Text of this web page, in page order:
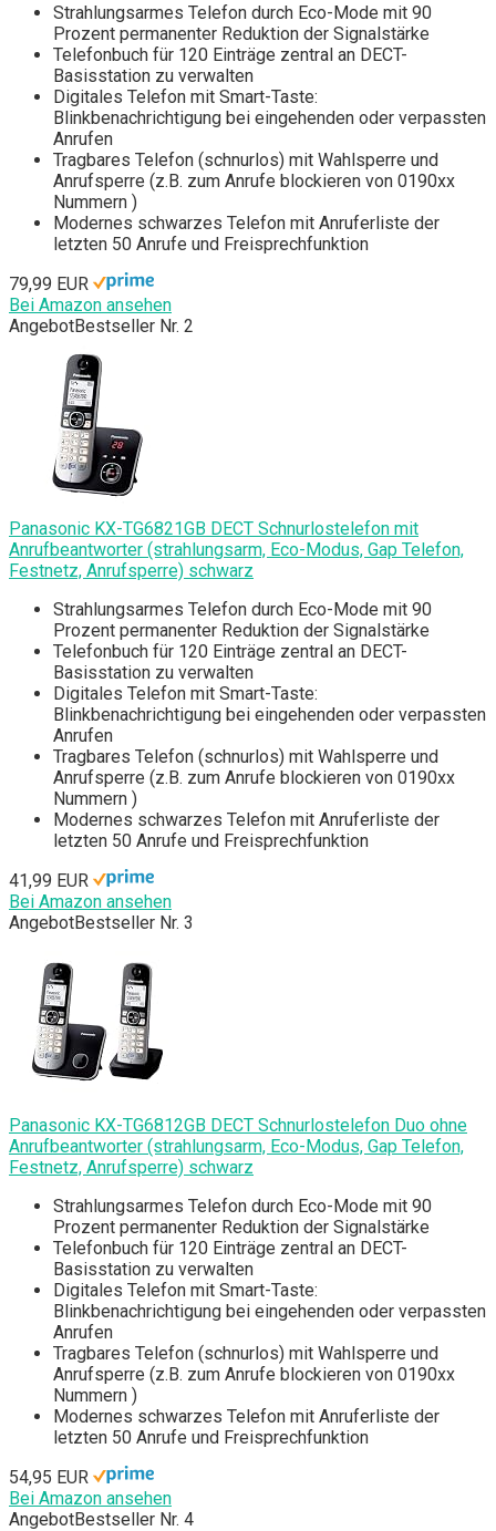
Strahlungsarmes Telefon durch Eco-Mode mit 90
Prozent permanenter Reduktion der Signalstärke
Telefonbuch für 120 Einträge zentral an DECT-
Basisstation zu verwalten
Digitales Telefon mit Smart-Taste:
Blinkbenachrichtigung bei eingehenden oder verpassten
Anrufen
Tragbares Telefon (schnurlos) mit Wahlsperre und
Anrufsperre (z.B. zum Anrufe blockieren von 0190xx
Nummern )
Modernes schwarzes Telefon mit Anruferliste der
letzten 50 Anrufe und Freisprechfunktion
79,99 EUR
Bei Amazon ansehen
AngebotBestseller Nr. 2
Panasonic KX-TG6821GB DECT Schnurlostelefon mit
Anrufbeantworter (strahlungsarm, Eco-Modus, Gap Telefon,
Festnetz, Anrufsperre) schwarz
Strahlungsarmes Telefon durch Eco-Mode mit 90
Prozent permanenter Reduktion der Signalstärke
Telefonbuch für 120 Einträge zentral an DECT-
Basisstation zu verwalten
Digitales Telefon mit Smart-Taste:
Blinkbenachrichtigung bei eingehenden oder verpassten
Anrufen
Tragbares Telefon (schnurlos) mit Wahlsperre und
Anrufsperre (z.B. zum Anrufe blockieren von 0190xx
Nummern )
Modernes schwarzes Telefon mit Anruferliste der
letzten 50 Anrufe und Freisprechfunktion
41,99 EUR
Bei Amazon ansehen
AngebotBestseller Nr. 3
Panasonic KX-TG6812GB DECT Schnurlostelefon Duo ohne
Anrufbeantworter (strahlungsarm, Eco-Modus, Gap Telefon,
Festnetz, Anrufsperre) schwarz
Strahlungsarmes Telefon durch Eco-Mode mit 90
Prozent permanenter Reduktion der Signalstärke
Telefonbuch für 120 Einträge zentral an DECT-
Basisstation zu verwalten
Digitales Telefon mit Smart-Taste:
Blinkbenachrichtigung bei eingehenden oder verpassten
Anrufen
Tragbares Telefon (schnurlos) mit Wahlsperre und
Anrufsperre (z.B. zum Anrufe blockieren von 0190xx
Nummern )
Modernes schwarzes Telefon mit Anruferliste der
letzten 50 Anrufe und Freisprechfunktion
54,95 EUR
Bei Amazon ansehen
AngebotBestseller Nr. 4